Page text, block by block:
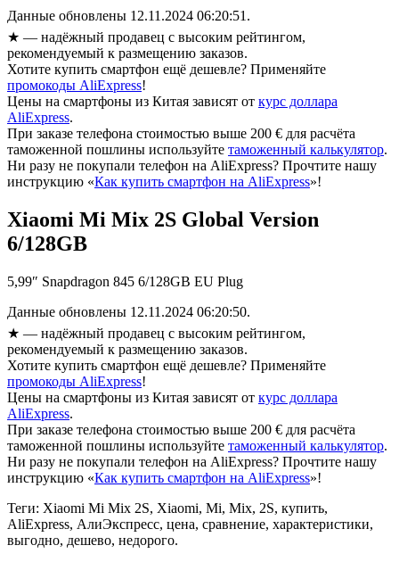
Данные обновлены 12.11.2024 06:20:51.
★ — надёжный продавец с высоким рейтингом,
рекомендуемый к размещению заказов.
Хотите купить смартфон ещё дешевле? Применяйте
промокоды AliExpress!
Цены на смартфоны из Китая зависят от курс доллара
AliExpress.
При заказе телефона стоимостью выше 200 € для расчёта
таможенной пошлины используйте таможенный калькулятор.
Ни разу не покупали телефон на AliExpress? Прочтите нашу
инструкцию «Как купить смартфон на AliExpress»!
Xiaomi Mi Mix 2S Global Version
6/128GB
5,99″ Snapdragon 845 6/128GB EU Plug
Данные обновлены 12.11.2024 06:20:50.
★ — надёжный продавец с высоким рейтингом,
рекомендуемый к размещению заказов.
Хотите купить смартфон ещё дешевле? Применяйте
промокоды AliExpress!
Цены на смартфоны из Китая зависят от курс доллара
AliExpress.
При заказе телефона стоимостью выше 200 € для расчёта
таможенной пошлины используйте таможенный калькулятор.
Ни разу не покупали телефон на AliExpress? Прочтите нашу
инструкцию «Как купить смартфон на AliExpress»!
Теги: Xiaomi Mi Mix 2S, Xiaomi, Mi, Mix, 2S, купить,
AliExpress, АлиЭкспресс, цена, сравнение, характеристики,
выгодно, дешево, недорого.